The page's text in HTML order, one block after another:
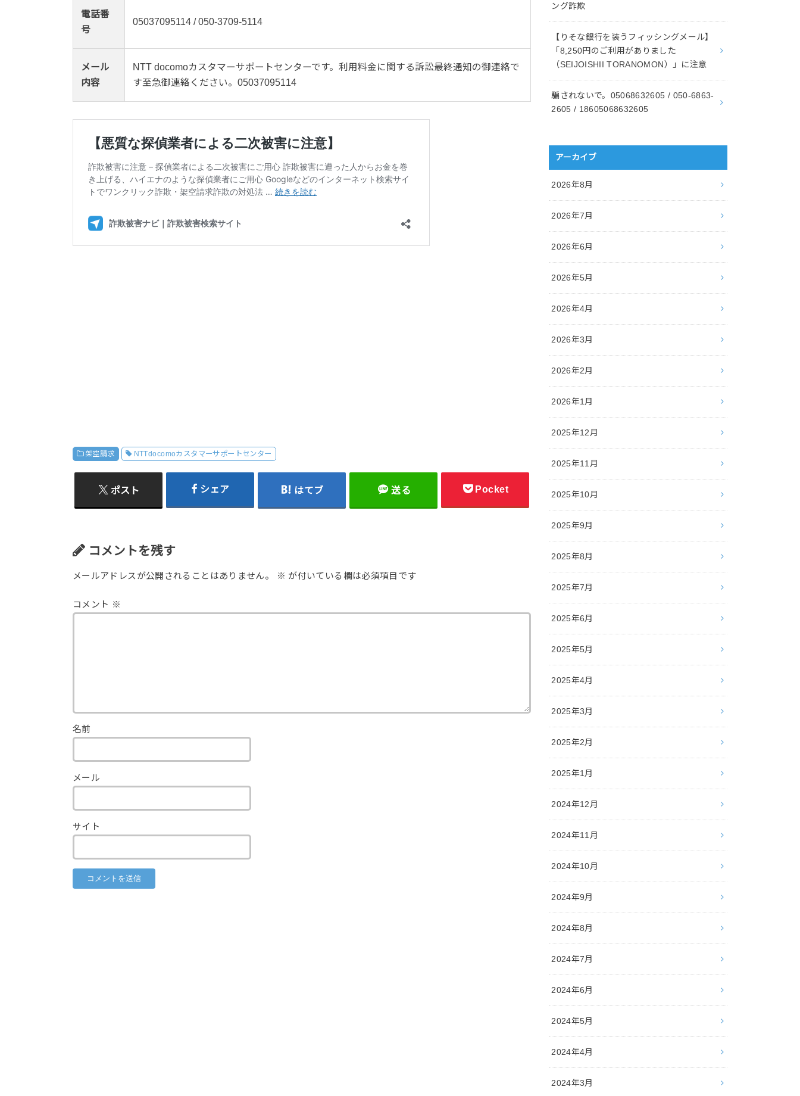
電話番
号
05037095114 / 050-3709-5114
メール
内容
NTT docomoカスタマーサポートセンターです。利用料金に関する訴訟最終通知の御連絡で
す至急御連絡ください。05037095114
架空請求 NTTdocomoカスタマーサポートセンター
ポスト シェア はてブ 送る Pocket
コメントを残す
メールアドレスが公開されることはありません。 ※ が付いている欄は必須項目です
コメント ※
名前
メール
サイト
ング詐欺
【りそな銀行を装うフィッシングメール】
「8,250円のご利用がありました
（SEIJOISHII TORANOMON）」に注意
騙されないで。05068632605 / 050-6863-
2605 / 18605068632605
アーカイブ
2026年8月
2026年7月
2026年6月
2026年5月
2026年4月
2026年3月
2026年2月
2026年1月
2025年12月
2025年11月
2025年10月
2025年9月
2025年8月
2025年7月
2025年6月
2025年5月
2025年4月
2025年3月
2025年2月
2025年1月
2024年12月
2024年11月
2024年10月
2024年9月
2024年8月
2024年7月
2024年6月
2024年5月
2024年4月
2024年3月